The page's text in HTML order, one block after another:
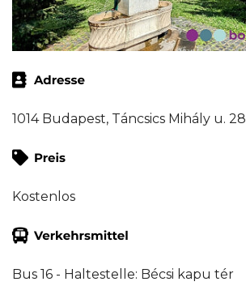
1014 Budapest, Táncsics Mihály u. 28
Kostenlos
Bus 16 - Haltestelle: Bécsi kapu tér